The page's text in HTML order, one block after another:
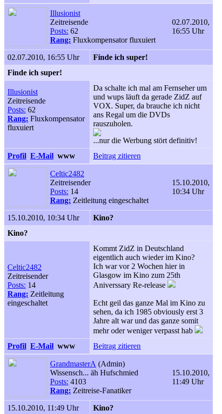
Illusionist
Zeitreisende
Posts: 62
Rang: Fluxkompensator fluxuiert
02.07.2010,
16:55 Uhr
02.07.2010, 16:55 Uhr
Finde ich super!
Finde ich super!
Illusionist
Zeitreisende
Posts: 62
Rang: Fluxkompensator
fluxuiert
Da schalte ich mal am Fernseher um
und wups läuft da gerade ZidZ auf
VOX. Super, da brauche ich nicht
ans Regal um die DVDs
rauszuholen.
...nur die Werbung stört definitiv!
Profil E-Mail www Beitrag zitieren
Celtic2482
Zeitreisender
Posts: 14
Rang: Zeitleitung eingeschaltet
15.10.2010,
10:34 Uhr
15.10.2010, 10:34 Uhr
Kino?
Kino?
Celtic2482
Zeitreisender
Posts: 14
Rang: Zeitleitung
eingeschaltet
Kommt ZidZ in Deutschland
eigentlich auch wieder im Kino?
Ich war vor 2 Wochen hier in
Glasgow im Kino zum 25th
Aniverssary Re-release
Echt geil das ganze Mal im Kino zu
sehen, da ich 1985 obviously erst 3
Jahre alt war und das ganze somit
mehr oder weniger verpasst hab
Profil E-Mail www Beitrag zitieren
GrandmasterA (Admin)
Wissensch... äh Hufschmied
Posts: 4103
Rang: Zeitreise-Fanatiker
15.10.2010,
11:49 Uhr
15.10.2010, 11:49 Uhr
Kino?